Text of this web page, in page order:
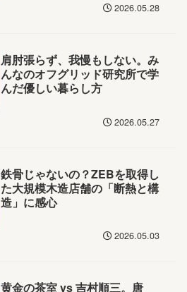
2026.05.28
肩肘張らず、我慢もしない。み
んなのオフグリッド研究所で学
んだ優しい暮らし方
2026.05.27
鉄骨じゃないの？ZEBを取得し
た大規模木造店舗の「断熱と構
造」に感心
2026.05.03
黄金の茶室 vs 吉村順三。唐